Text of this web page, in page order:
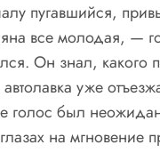
пугавшийся,
все молодая, —
Он знал, какого
уже
голос был
на мгновение